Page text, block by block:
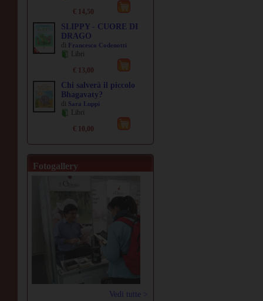
€ 14,50
SLIPPY - CUORE DI
DRAGO
di Francesco Codenotti
Libri
€ 13,00
Chi salverà il piccolo
Bhagavaty?
di Sara Luppi
Libri
€ 10,00
Fotogallery
Vedi tutte >